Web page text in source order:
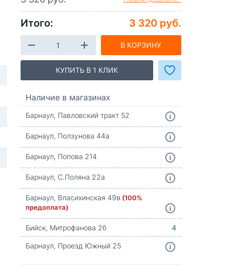
Итого: 3 320 руб.
В КОРЗИНУ
КУПИТЬ В 1 КЛИК
Наличие в магазинах
Барнаул, Павловский тракт 52
Барнаул, Ползунова 44а
Барнаул, Попова 214
Барнаул, С.Поляна 22а
Барнаул, Власихинская 49в (100%
предоплата)
Бийск, Митрофанова 2б
4
Барнаул, Проезд Южный 25